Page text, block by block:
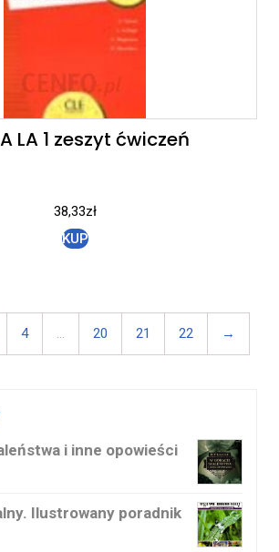
LA 1 zeszyt ćwiczeń
38,33zł
KUP
4 … 20 21 22 →
i inne opowieści
Ilustrowany poradnik